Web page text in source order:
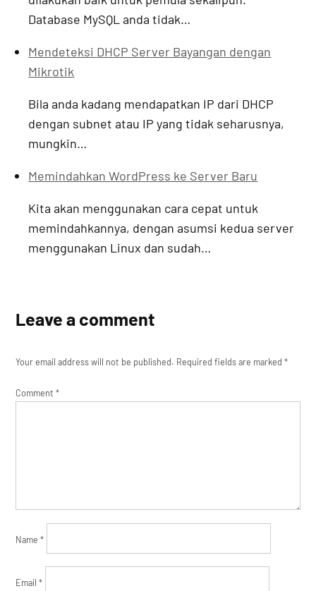
Database MySQL anda tidak…
Mendeteksi DHCP Server Bayangan dengan
Mikrotik
Bila anda kadang mendapatkan IP dari DHCP
dengan subnet atau IP yang tidak seharusnya,
mungkin…
Memindahkan WordPress ke Server Baru
Kita akan menggunakan cara cepat untuk
memindahkannya, dengan asumsi kedua server
menggunakan Linux dan sudah…
Leave a comment
Your email address will not be published. Required fields are marked*
Comment*
Name*
Email*